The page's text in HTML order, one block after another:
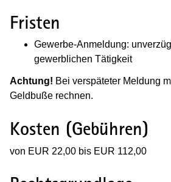
Fristen
Gewerbe-Anmeldung:
gewerblichen Tätigkeit
Achtung! Bei verspäteter Meldung
Geldbuße rechnen.
Kosten (Gebühren)
von EUR 22,00 bis EUR 112,00